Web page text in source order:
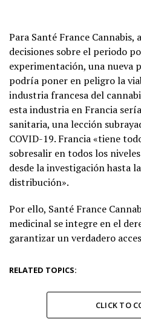
Para Santé France Cannabis,
decisiones sobre el periodo
experimentación, una nueva
podría poner en peligro la
industria francesa del
esta industria en Francia
sanitaria, una lección
COVID-19. Francia «tiene
sobresalir en todos los
desde la investigación hasta
distribución».
Por ello, Santé France
medicinal se integre en el
garantizar un verdadero
RELATED TOPICS:
CLICK TO